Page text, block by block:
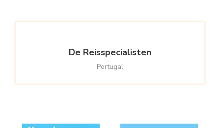
De Reisspecialisten
Portugal